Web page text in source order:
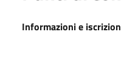
Informazioni e